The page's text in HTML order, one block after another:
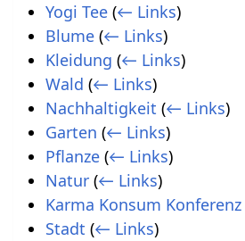
Yogi Tee (← Links)
Blume (← Links)
Kleidung (← Links)
Wald (← Links)
Nachhaltigkeit (← Links)
Garten (← Links)
Pflanze (← Links)
Natur (← Links)
Karma Konsum Konferenz
Stadt (← Links)